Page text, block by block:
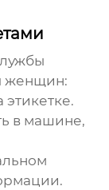
женщин:
в машине,